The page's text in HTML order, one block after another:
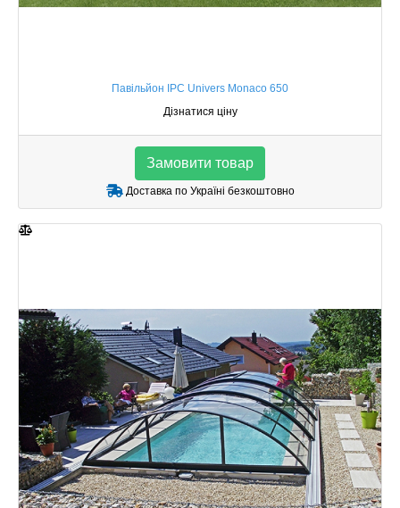
Павільйон IPC Univers Monaco 650
Дізнатися ціну
Замовити товар
Доставка по Україні безкоштовно